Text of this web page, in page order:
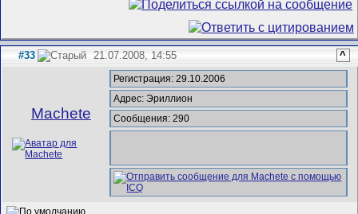
#33 21.07.2008, 14:55 ^
Machete
Регистрация: 29.10.2006
Адрес: Эриллион
Сообщения: 290